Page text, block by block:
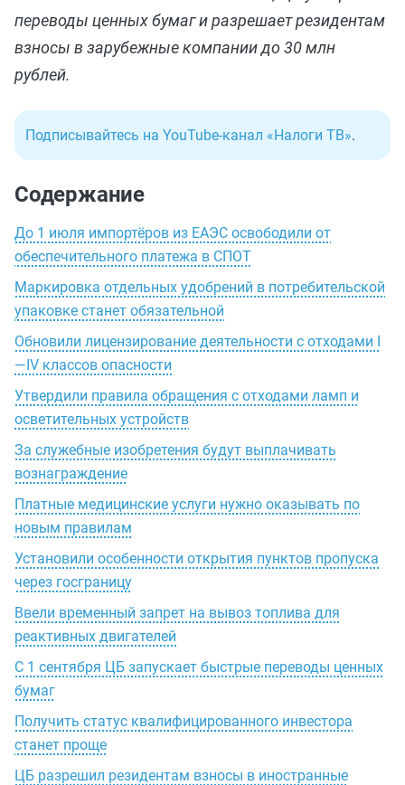
переводы ценных бумаг и разрешает резидентам
взносы в зарубежные компании до 30 млн
рублей.
Подписывайтесь на YouTube-канал «Налоги ТВ».
Содержание
До 1 июля импортёров из ЕАЭС освободили от
обеспечительного платежа в СПОТ
Маркировка отдельных удобрений в потребительской
упаковке станет обязательной
Обновили лицензирование деятельности с отходами I
—IV классов опасности
Утвердили правила обращения с отходами ламп и
осветительных устройств
За служебные изобретения будут выплачивать
вознаграждение
Платные медицинские услуги нужно оказывать по
новым правилам
Установили особенности открытия пунктов пропуска
через госграницу
Ввели временный запрет на вывоз топлива для
реактивных двигателей
С 1 сентября ЦБ запускает быстрые переводы ценных
бумаг
Получить статус квалифицированного инвестора
станет проще
ЦБ разрешил резидентам взносы в иностранные